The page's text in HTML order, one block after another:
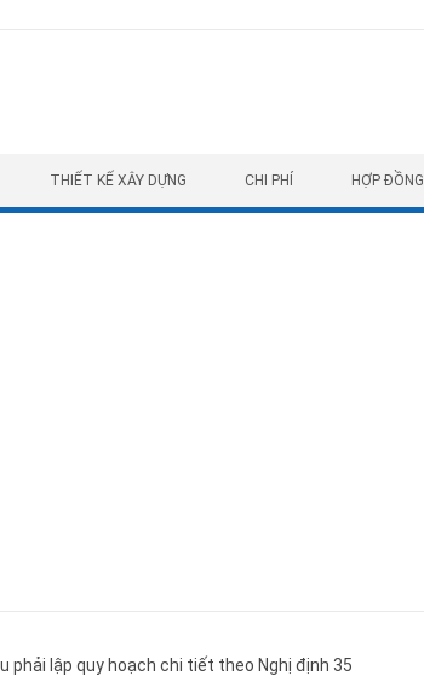
THIẾT KẾ XÂY DỰNG CHI PHÍ HỢP ĐỒNG
lập quy hoạch chi tiết theo Nghị định 35